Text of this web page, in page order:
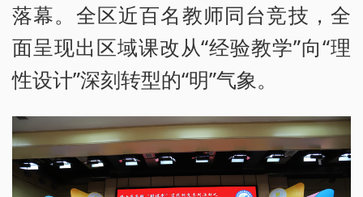
落幕。全区近百名教师同台竞技，全
面呈现出区域课改从“经验教学”向“理
性设计”深刻转型的“明”气象。